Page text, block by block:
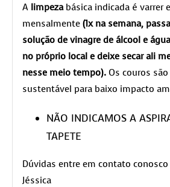
A limpezabásica indicada é varrer
mensalmente(1x na semana,
solução de vinagre de álcool e
no próprio local e deixe secar ali
nesse meio tempo). Os couros
sustentável para baixo impacto
NÃO INDICAMOS A
TAPETE
Dúvidas entre em contato
Jéssica